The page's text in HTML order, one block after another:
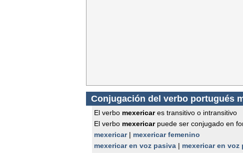
Conjugación del verbo portugués
El verbo mexericares transitivo o intransitivo
El verbo mexericarpuede ser conjugado en
mexericar| mexericar femenino
mexericar en voz pasiva | mexericar en voz